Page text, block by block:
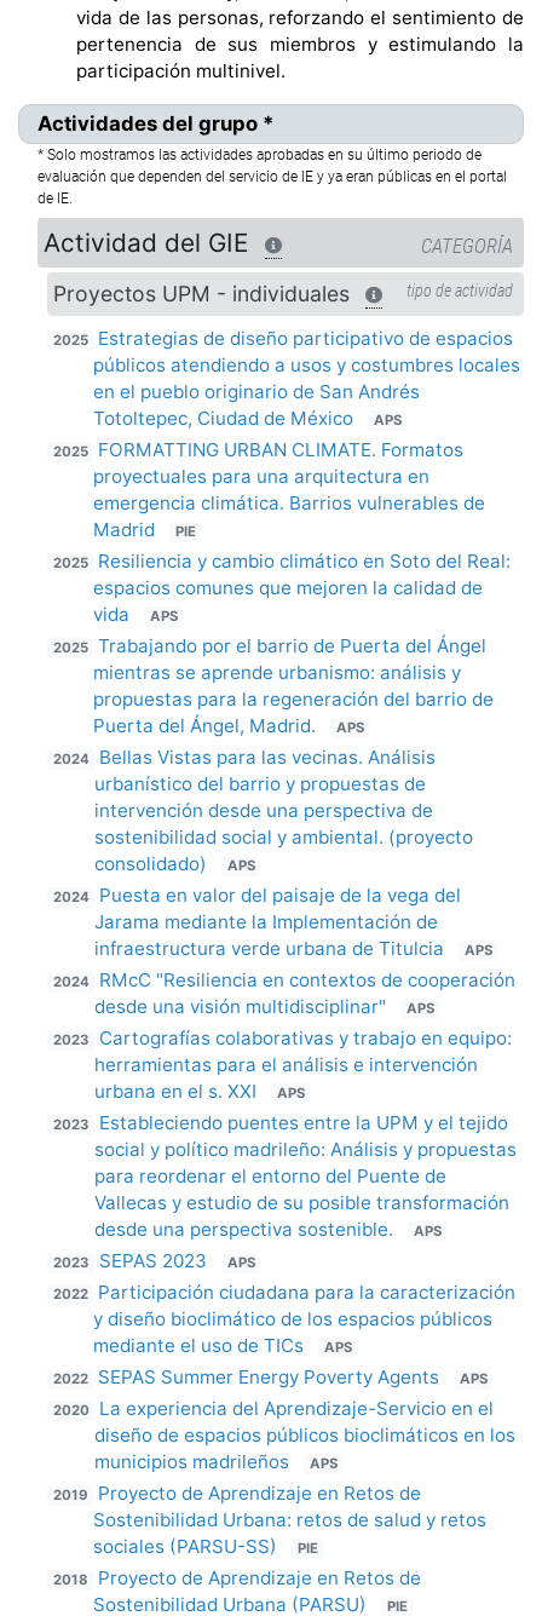
vida de las personas, reforzando el sentimiento de
pertenencia de sus miembros y estimulando la
participación multinivel.
Actividades del grupo *
* Solo mostramos las actividades aprobadas en su último periodo de
evaluación que dependen del servicio de IE y ya eran públicas en el portal
de IE.
Actividad del GIE CATEGORÍA
Proyectos UPM - individuales tipo de actividad
2025
Estrategias de diseño participativo de espacios
públicos atendiendo a usos y costumbres locales
en el pueblo originario de San Andrés
Totoltepec, Ciudad de México
APS
2025
FORMATTING URBAN CLIMATE. Formatos
proyectuales para una arquitectura en
emergencia climática. Barrios vulnerables de
Madrid
PIE
2025
Resiliencia y cambio climático en Soto del Real:
espacios comunes que mejoren la calidad de
vida
APS
2025
Trabajando por el barrio de Puerta del Ángel
mientras se aprende urbanismo: análisis y
propuestas para la regeneración del barrio de
Puerta del Ángel, Madrid.
APS
2024
Bellas Vistas para las vecinas. Análisis
urbanístico del barrio y propuestas de
intervención desde una perspectiva de
sostenibilidad social y ambiental. (proyecto
consolidado)
APS
2024
Puesta en valor del paisaje de la vega del
Jarama mediante la Implementación de
infraestructura verde urbana de Titulcia
APS
2024
RMcC "Resiliencia en contextos de cooperación
desde una visión multidisciplinar"
APS
2023
Cartografías colaborativas y trabajo en equipo:
herramientas para el análisis e intervención
urbana en el s. XXI
APS
2023
Estableciendo puentes entre la UPM y el tejido
social y político madrileño: Análisis y propuestas
para reordenar el entorno del Puente de
Vallecas y estudio de su posible transformación
desde una perspectiva sostenible.
APS
2023
SEPAS 2023
APS
2022
Participación ciudadana para la caracterización
y diseño bioclimático de los espacios públicos
mediante el uso de TICs
APS
2022
SEPAS Summer Energy Poverty Agents
APS
2020
La experiencia del Aprendizaje-Servicio en el
diseño de espacios públicos bioclimáticos en los
municipios madrileños
APS
2019
Proyecto de Aprendizaje en Retos de
Sostenibilidad Urbana: retos de salud y retos
sociales (PARSU-SS)
PIE
2018
Proyecto de Aprendizaje en Retos de
Sostenibilidad Urbana (PARSU)
PIE